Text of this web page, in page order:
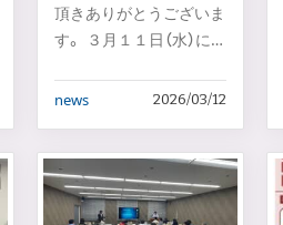
頂きありがとうございま
す。 ３月１１日（水）に
news 2026/03/12